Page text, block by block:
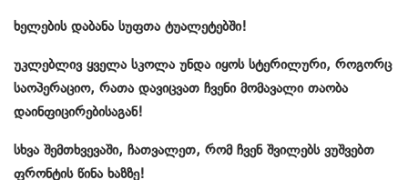
ხელების დაბანა სუფთა ტუალეტებში!
უკლებლივ ყველა სკოლა უნდა იყოს სტერილური, როგორც
საოპერაციო, რათა დავიცვათ ჩვენი მომავალი თაობა
დაინფიცირებისაგან!
სხვა შემთხვევაში, ჩათვალეთ, რომ ჩვენ შვილებს ვუშვებთ
ფრონტის წინა ხაზზე!